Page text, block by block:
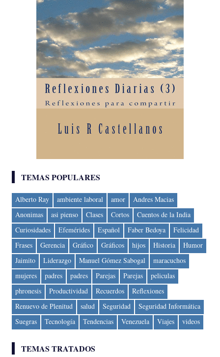
TEMAS POPULARES
Alberto Ray ambiente laboral amor
Andres Macias
Anonimas
asi pienso Clases Cortos
Cuentos de la India
Curiosidades
Efemérides Español Faber Bedoya
Felicidad
Frases
Gerencia Gráfico Gráficos hijos Historia
Humor
Jaimito
Liderazgo Manuel Gómez Sabogal
maracuchos
mujeres
padres padres Parejas Parejas
peliculas
phronesis
Productividad Recuerdos
Reflexiones
Renuevo de Plenitud
salud Seguridad
Seguridad Informática
Suegras
Tecnología Tendencias Venezuela Viajes videos
TEMAS TRATADOS